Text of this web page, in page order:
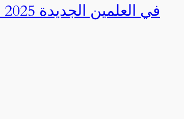
صور | مهرجان CED Sportival في العلمين الجديدة 2025